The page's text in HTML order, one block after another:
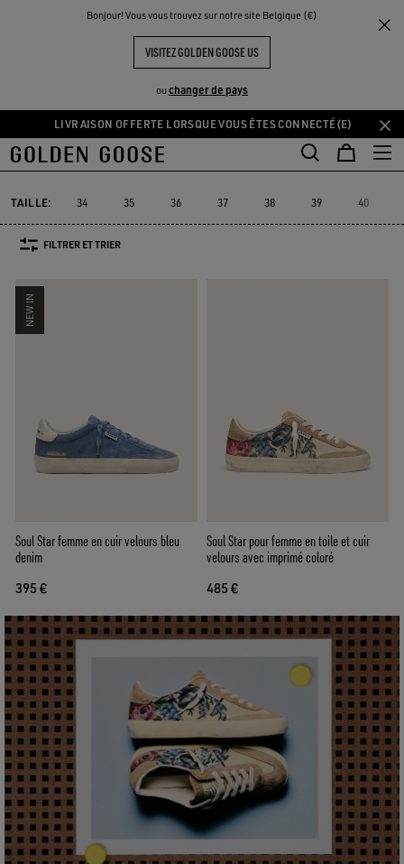
Bonjour! Vous vous trouvez sur notre site Belgique (€)
VISITEZ GOLDEN GOOSE US
ou changer de pays
Aller
au
principal
Aller
au
du
pied
de
LIVRAISON OFFERTE LORSQUE VOUS ÊTES CONNECTÉ(E)
THE
COMMUNITY
Sneakers GGDB Classics
GGDB CLASSIC FEMME
GGDB Classics
GGDB Classics
Lightstar
Lightstar Space-Star Starter
Durables
Durables
TAILLE: 34 35 36 37 38 39 40
FILTRER ET TRIER
NEW IN
Soul Star femme en cuir velours bleu
denim
395 €
Soul Star pour femme en toile et cuir
velours avec imprimé coloré
485 €